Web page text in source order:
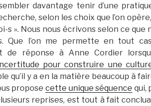
davantage tenir d’une
selon les choix que l’on
s ». Nous nous écrivons selon ce que
Que l’on me permette en tout
réponse à Anne Cordier
pour construire une
qu’il y a en la matière beaucoup à
proposecette unique séquence qui,
reprises, est tout à fait